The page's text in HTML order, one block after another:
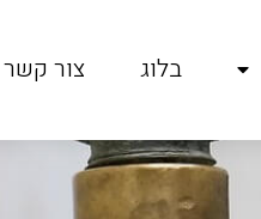
בלוג צור קשר